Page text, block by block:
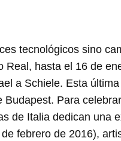
tecnológicos sino
Real, hasta el 16 de
a Schiele. Esta
Para
de Italia dedican una
febrero de 2016),